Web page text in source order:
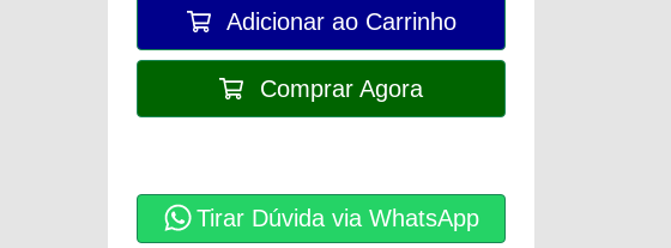
Adicionar ao Carrinho
Comprar Agora
Tirar Dúvida via WhatsApp